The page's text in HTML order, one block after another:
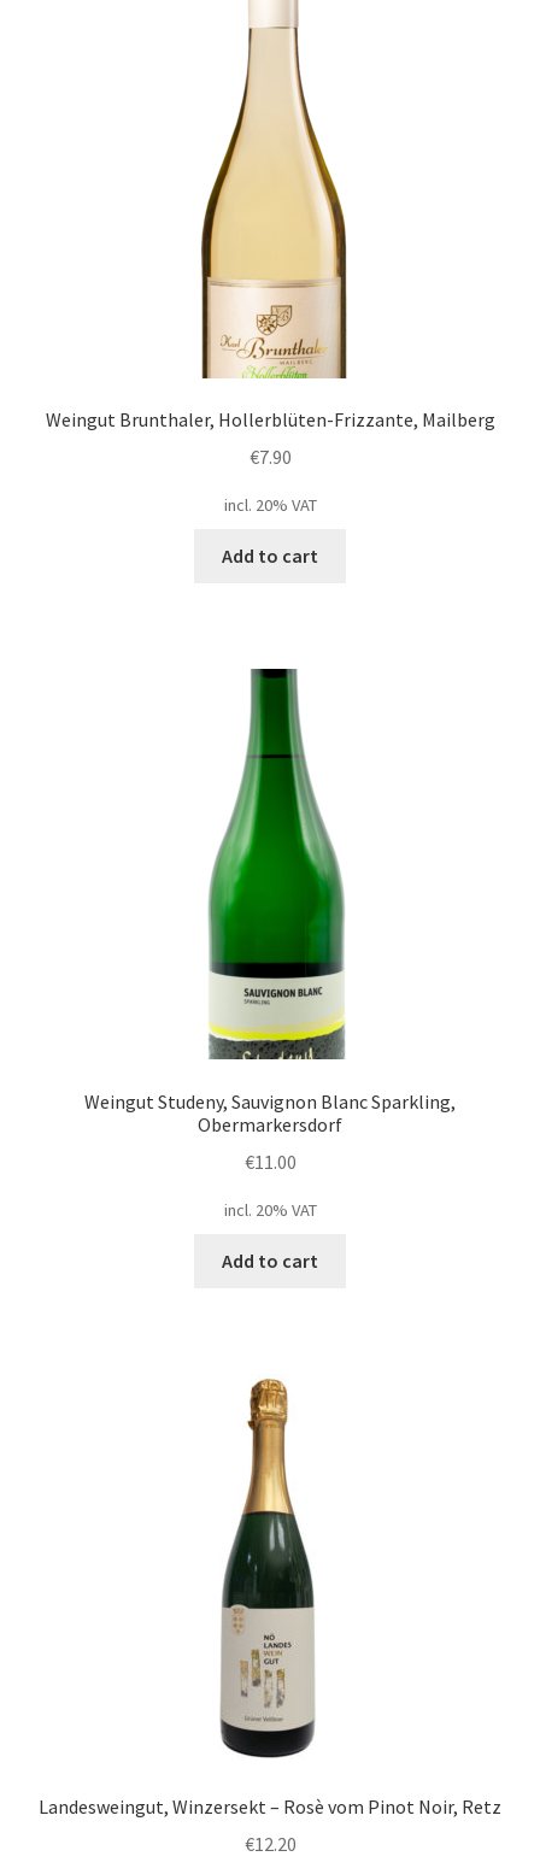
Weingut Brunthaler, Hollerblüten-Frizzante, Mailberg
€7.90
incl. 20% VAT
Add to cart
Weingut Studeny, Sauvignon Blanc Sparkling,
Obermarkersdorf
€11.00
incl. 20% VAT
Add to cart
Landesweingut, Winzersekt – Rosè vom Pinot Noir, Retz
€12.20